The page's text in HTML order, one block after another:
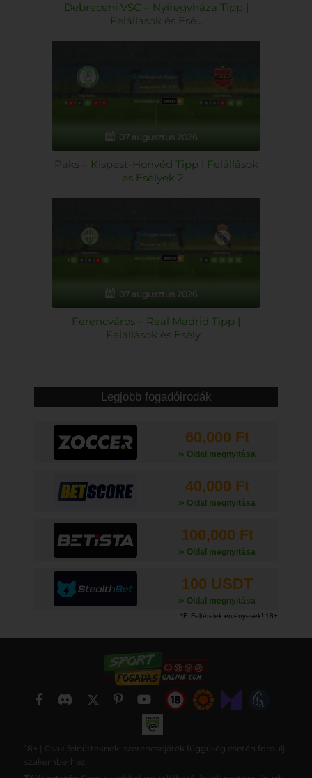
Debreceni VSC – Nyíregyháza Tipp |
Felállások és Esé...
07 augusztus 2026
Paks – Kispest-Honvéd Tipp | Felállások
és Esélyek 2...
07 augusztus 2026
Ferencváros – Real Madrid Tipp |
Felállások és Esély...
Legjobb fogadóirodák
60,000 Ft
Oldal megnyitása
40,000 Ft
Oldal megnyitása
100,000 Ft
Oldal megnyitása
100 USDT
Oldal megnyitása
18+ | Csak felnőtteknek: szerencsejáték függőség esetén fordulj
szakemberhez.